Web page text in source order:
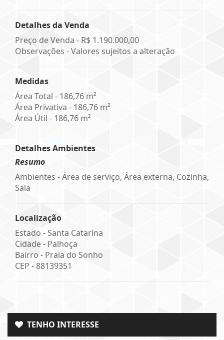
Detalhes da Venda
Preço de Venda - R$ 1.190.000,00
Observações - Valores sujeitos a alteração
Medidas
Área Total - 186,76 m²
Área Privativa - 186,76 m²
Área Útil - 186,76 m²
Detalhes Ambientes
Resumo
Ambientes - Área de serviço, Área externa, Cozinha,
Sala
Localização
Estado -Santa Catarina
Cidade - Palhoça
Bairro - Praia do Sonho
CEP -88139351
TENHO INTERESSE